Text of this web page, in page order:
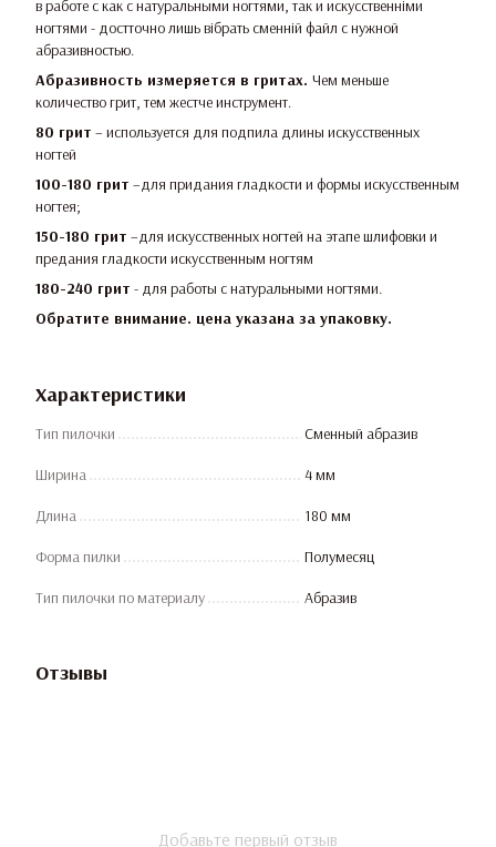
в работе с как с натуральными ногтями, так и искусственніми
ногтями - достточно лишь вібрать сменній файл с нужной
абразивностью.
Абразивность измеряется в гритах. Чем меньше
количество грит, тем жестче инструмент.
80 грит – используется для подпила длины искусственных
ногтей
100-180 грит –для придания гладкости и формы искусственным
ногтея;
150-180 грит –для искусственных ногтей на этапе шлифовки и
предания гладкости искусственным ногтям
180-240 грит - для работы с натуральными ногтями.
Обратите внимание. цена указана за упаковку.
Характеристики
Тип пилочки Сменный абразив
Ширина 4 мм
Длина 180 мм
Форма пилки Полумесяц
Тип пилочки по материалу Абразив
Отзывы
Добавьте первый отзыв